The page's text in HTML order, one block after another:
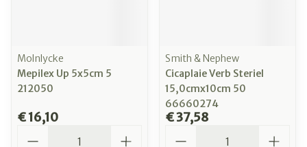
Molnlycke
Mepilex Up 5x5cm 5
212050
€ 16,10
Smith & Nephew
Cicaplaie Verb Steriel
15,0cmx10cm 50
66660274
€ 37,58